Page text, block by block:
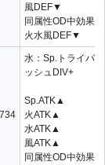
風DEF▼
同属性OD中効果▲
火水風DEF▼
水：Sp.トライパ
ッシュDIV+
Sp.ATK▲
火ATK▲
水ATK▲
風ATK▲
同属性OD中効果▲